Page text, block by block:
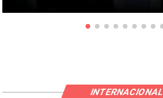
INTERNACIONAL